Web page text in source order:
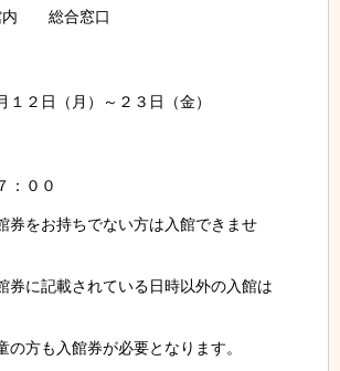
内 総合窓口
１２日（月）～２３日（金）
：００
券をお持ちでない方は入館できませ
券に記載されている日時以外の入館は
の方も入館券が必要となります。